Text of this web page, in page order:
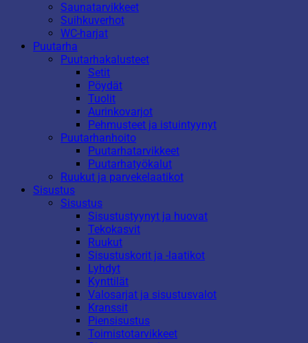
Saunatarvikkeet
Suihkuverhot
WC-harjat
Puutarha
Puutarhakalusteet
Setit
Pöydät
Tuolit
Aurinkovarjot
Pehmusteet ja istuintyynyt
Puutarhanhoito
Puutarhatarvikkeet
Puutarhatyökalut
Ruukut ja parvekelaatikot
Sisustus
Sisustus
Sisustustyynyt ja huovat
Tekokasvit
Ruukut
Sisustuskorit ja -laatikot
Lyhdyt
Kynttilät
Valosarjat ja sisustusvalot
Kranssit
Piensisustus
Toimistotarvikkeet